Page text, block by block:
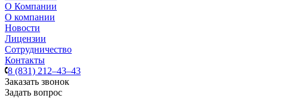
О Компании
О компании
Новости
Лицензии
Сотрудничество
Контакты
8 (831) 212–43–43
Заказать звонок
Задать вопрос